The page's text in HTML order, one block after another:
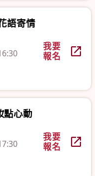
語寄情
我要
報名
心動
我要
報名